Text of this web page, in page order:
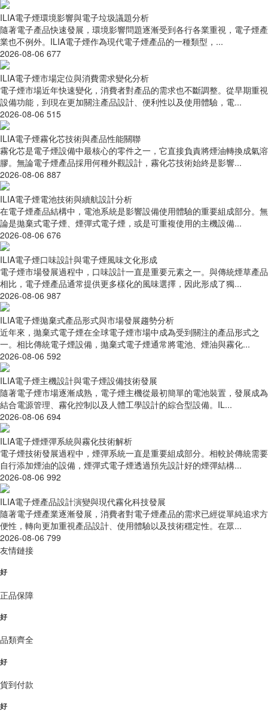
ILIA電子煙環境影響與電子垃圾議題分析
隨著電子產品快速發展，環境影響問題逐漸受到各行各業重視，電子煙產
業也不例外。ILIA電子煙作為現代電子煙產品的一種類型，...
2026-08-06 677
ILIA電子煙市場定位與消費需求變化分析
電子煙市場近年快速變化，消費者對產品的需求也不斷調整。從早期重視
設備功能，到現在更加關注產品設計、便利性以及使用體驗，電...
2026-08-06 515
ILIA電子煙霧化芯技術與產品性能關聯
霧化芯是電子煙設備中最核心的零件之一，它直接負責將煙油轉換成氣溶
膠。無論電子煙產品採用何種外觀設計，霧化芯技術始終是影響...
2026-08-06 887
ILIA電子煙電池技術與續航設計分析
在電子煙產品結構中，電池系統是影響設備使用體驗的重要組成部分。無
論是拋棄式電子煙、煙彈式電子煙，或是可重複使用的主機設備...
2026-08-06 676
ILIA電子煙口味設計與電子煙風味文化形成
電子煙市場發展過程中，口味設計一直是重要元素之一。與傳統煙草產品
相比，電子煙產品通常提供更多樣化的風味選擇，因此形成了獨...
2026-08-06 987
ILIA電子煙拋棄式產品形式與市場發展趨勢分析
近年來，拋棄式電子煙在全球電子煙市場中成為受到關注的產品形式之
一。相比傳統電子煙設備，拋棄式電子煙通常將電池、煙油與霧化...
2026-08-06 592
ILIA電子煙主機設計與電子煙設備技術發展
隨著電子煙市場逐漸成熟，電子煙主機從最初簡單的電池裝置，發展成為
結合電源管理、霧化控制以及人體工學設計的綜合型設備。IL...
2026-08-06 694
ILIA電子煙煙彈系統與霧化技術解析
電子煙技術發展過程中，煙彈系統一直是重要組成部分。相較於傳統需要
自行添加煙油的設備，煙彈式電子煙透過預先設計好的煙彈結構...
2026-08-06 992
ILIA電子煙產品設計演變與現代霧化科技發展
隨著電子煙產業逐漸發展，消費者對電子煙產品的需求已經從單純追求方
便性，轉向更加重視產品設計、使用體驗以及技術穩定性。在眾...
2026-08-06 799
友情鏈接
好
正品保障
好
品類齊全
好
貨到付款
好